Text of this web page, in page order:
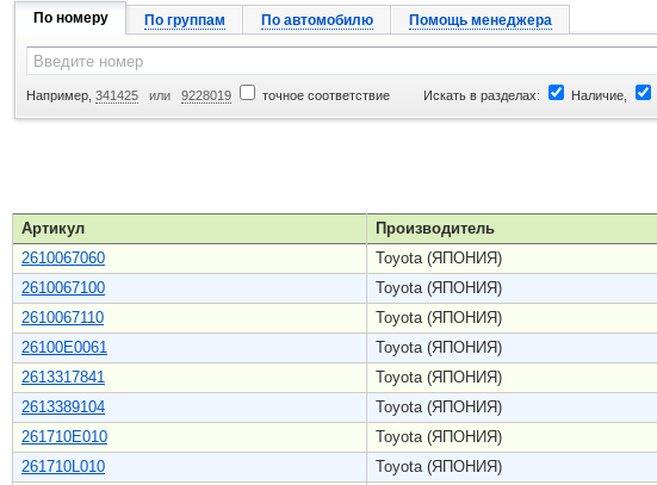
По номеру По группам По автомобилю Помощь менеджера
Например, 341425 или 9228019 точное соответствие Искать в разделах: Наличие,
Артикул Производитель
2610067060
Toyota (ЯПОНИЯ)
2610067100
Toyota (ЯПОНИЯ)
2610067110
Toyota (ЯПОНИЯ)
26100E0061
Toyota (ЯПОНИЯ)
2613317841
Toyota (ЯПОНИЯ)
2613389104
Toyota (ЯПОНИЯ)
261710E010
Toyota (ЯПОНИЯ)
261710L010
Toyota (ЯПОНИЯ)